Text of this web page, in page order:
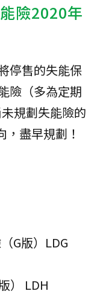
險2020年
停售的失能保
險（多為定期
規劃失能險的
盡早規劃！
G版）LDG
） LDH